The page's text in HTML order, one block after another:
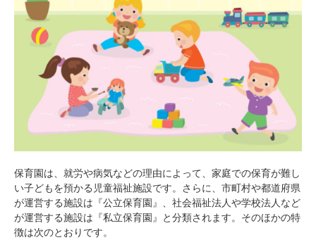
保育園は、就労や病気などの理由によって、家庭での保育が難し
い子どもを預かる児童福祉施設です。さらに、市町村や都道府県
が運営する施設は『公立保育園』、社会福祉法人や学校法人など
が運営する施設は『私立保育園』と分類されます。そのほかの特
徴は次のとおりです。